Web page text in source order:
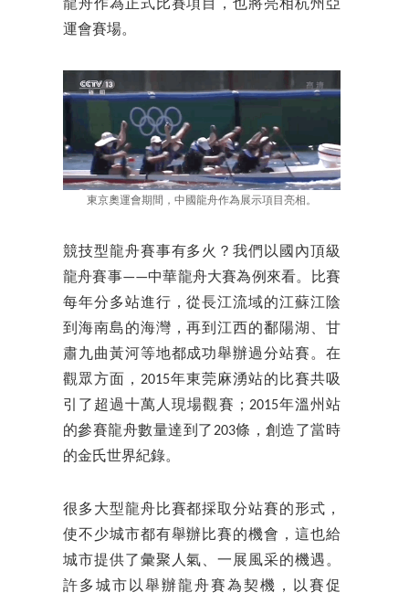
龍舟作為正式比賽項目，也將亮相杭州亞
運會賽場。
東京奧運會期間，中國龍舟作為展示項目亮相。
競技型龍舟賽事有多火？我們以國內頂級
龍舟賽事——中華龍舟大賽為例來看。比賽
每年分多站進行，從長江流域的江蘇江陰
到海南島的海灣，再到江西的鄱陽湖、甘
肅九曲黃河等地都成功舉辦過分站賽。在
觀眾方面，2015年東莞麻湧站的比賽共吸
引了超過十萬人現場觀賽；2015年溫州站
的參賽龍舟數量達到了203條，創造了當時
的金氏世界紀錄。
很多大型龍舟比賽都採取分站賽的形式，
使不少城市都有舉辦比賽的機會，這也給
城市提供了彙聚人氣、一展風采的機遇。
許多城市以舉辦龍舟賽為契機，以賽促